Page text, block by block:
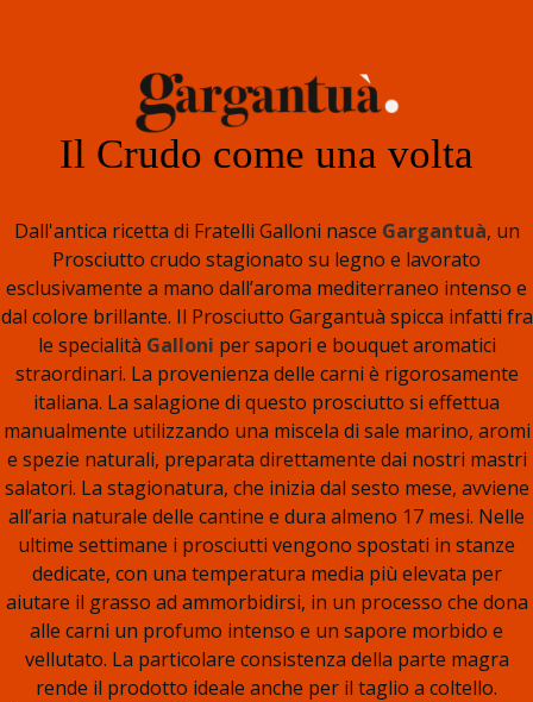
Il Crudo come una volta
Dall'antica ricetta di Fratelli Galloni nasce Gargantuà, un
Prosciutto crudo stagionato su legno e lavorato
esclusivamente a mano dall’aroma mediterraneo intenso e
dal colore brillante. Il Prosciutto Gargantuà spicca infatti fra
le specialità Galloni per sapori e bouquet aromatici
straordinari. La provenienza delle carni è rigorosamente
italiana. La salagione di questo prosciutto si effettua
manualmente utilizzando una miscela di sale marino, aromi
e spezie naturali, preparata direttamente dai nostri mastri
salatori. La stagionatura, che inizia dal sesto mese, avviene
all’aria naturale delle cantine e dura almeno 17 mesi. Nelle
ultime settimane i prosciutti vengono spostati in stanze
dedicate, con una temperatura media più elevata per
aiutare il grasso ad ammorbidirsi, in un processo che dona
alle carni un profumo intenso e un sapore morbido e
vellutato. La particolare consistenza della parte magra
rende il prodotto ideale anche per il taglio a coltello.